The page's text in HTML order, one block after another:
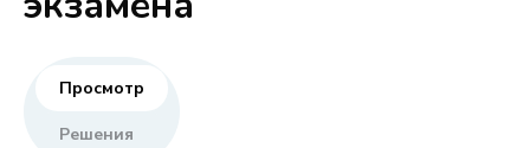
Просмотр
Решения